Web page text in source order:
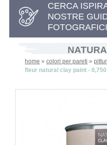
CERCA
NOSTRE
FOTOGRAFICI
home »colori per pareti »
fleur natural clay paint -